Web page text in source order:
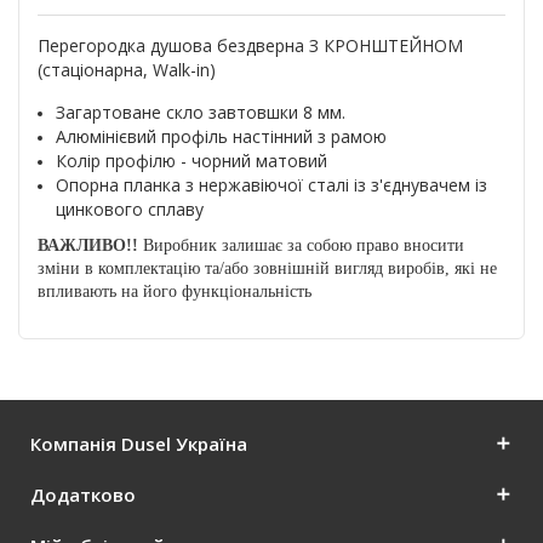
Перегородка душова бездверна З КРОНШТЕЙНОМ
(стаціонарна, Walk-in)
Загартоване скло завтовшки 8 мм.
Алюмінієвий профіль настінний з рамою
Колір профілю - чорний матовий
Опорна планка з нержавіючої сталі із з'єднувачем із
цинкового сплаву
ВАЖЛИВО!! Виробник залишає за собою право вносити
зміни в комплектацію та/або зовнішній вигляд виробів, які не
впливають на його функціональність
Компанія Dusel Україна
Додатково